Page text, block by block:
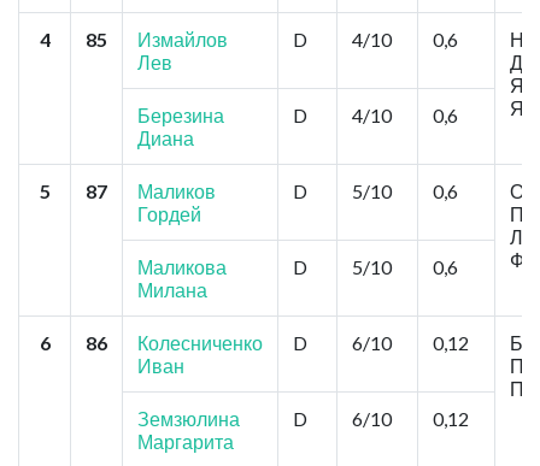
4 85
Измайлов
Лев
D 4/10 0,6
Березина
Диана
D 4/10 0,6
5 87
Маликов
Гордей
D 5/10 0,6
Маликова
Милана
D 5/10 0,6
6 86
Колесниченко
Иван
D 6/10 0,12
Земзюлина
Маргарита
D 6/10 0,12